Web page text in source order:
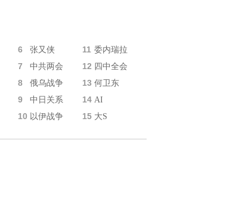
6 张又侠 11 委内瑞拉
7 中共两会 12 四中全会
8 俄乌战争 13 何卫东
9 中日关系 14 AI
10 以伊战争 15 大S